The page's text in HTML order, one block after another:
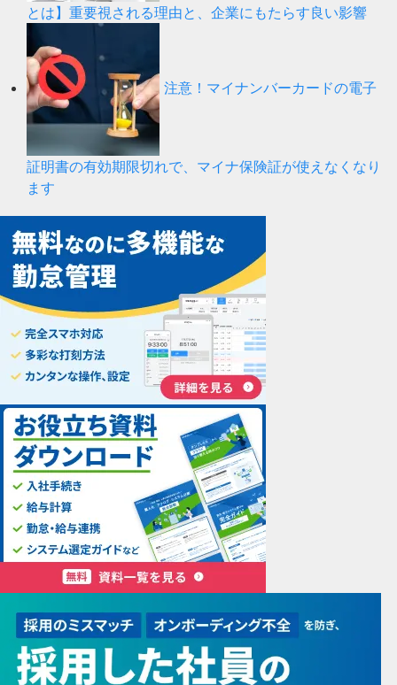
とは】重要視される理由と、企業にもたらす良い影響
注意！マイナンバーカードの電子
証明書の有効期限切れで、マイナ保険証が使えなくなり
ます